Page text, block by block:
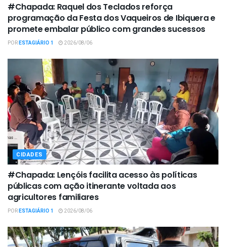
#Chapada: Raquel dos Teclados reforça
programação da Festa dos Vaqueiros de Ibiquera e
promete embalar público com grandes sucessos
PORESTAGIÁRIO 1 2026/08/06
CIDADES
#Chapada: Lençóis facilita acesso às políticas
públicas com ação itinerante voltada aos
agricultores familiares
PORESTAGIÁRIO 1 2026/08/06